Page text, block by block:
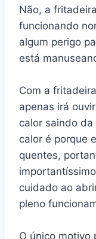
Não, a
funcionando
algum perigo
está
Com a
apenas irá
calor saindo
calor é porque
quentes,
cuidado ao
pleno
O único motivo